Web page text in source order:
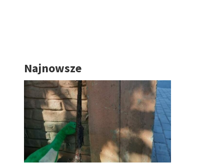
Najnowsze